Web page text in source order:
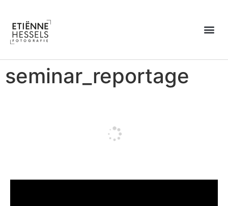
seminar_reportage